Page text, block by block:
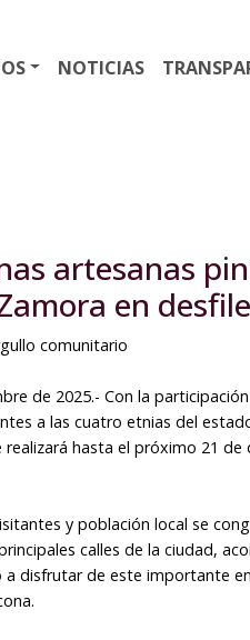
NOTICIAS
artesanas
en
comunitario
de 2025.- Con la
a las cuatro etnias del
hasta el próximo 21
y población local se
calles de la ciudad,
a disfrutar de este importante